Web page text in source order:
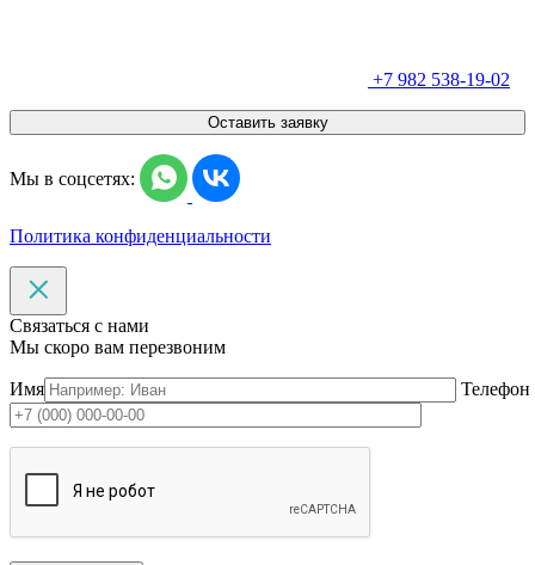
+7 982 538-19-02
Оставить заявку
Мы в соцсетях:
Политика конфиденциальности
Связаться с нами
Мы скоро вам перезвоним
Имя Телефон